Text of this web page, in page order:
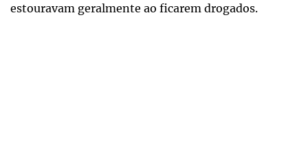
estouravam geralmente ao ficarem drogados.